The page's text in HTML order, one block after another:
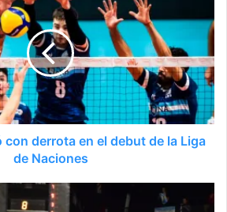
derrota en el debut de la Liga
de Naciones